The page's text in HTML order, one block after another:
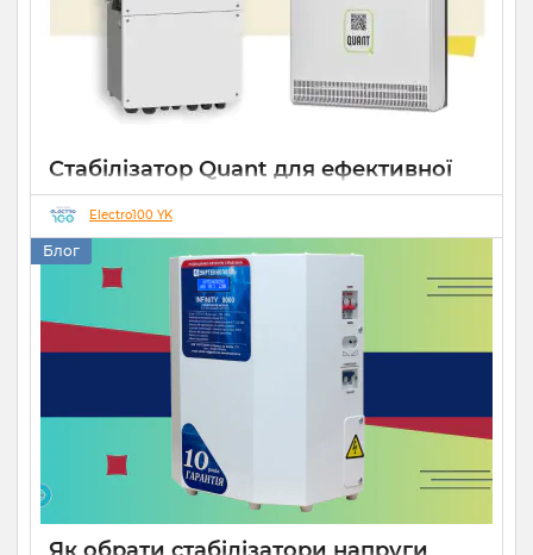
Стабілізатор Quant для ефективної
роботи СЕС
Electro100 YK
Блог